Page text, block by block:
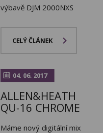
výbavě DJM 2000NXS
CELÝ ČLÁNEK
04. 06. 2017
ALLEN&HEATH
QU-16 CHROME
Máme nový digitální mix